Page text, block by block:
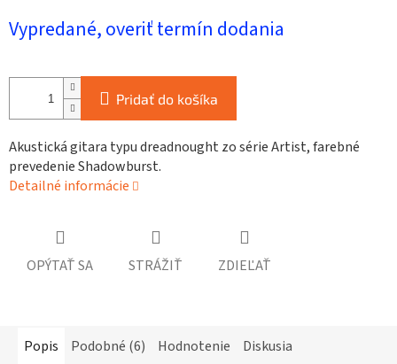
cena:
Vypredané, overiť termín dodania
Pridať do košíka
Akustická gitara typu dreadnought zo série Artist, farebné
prevedenie Shadowburst.
Detailné informácie
OPÝTAŤ SA STRÁŽIŤ ZDIEĽAŤ
Popis Podobné (6) Hodnotenie Diskusia